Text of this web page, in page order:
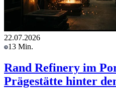
22.07.2026
13 Min.
Rand Refinery im
Prägestätte hinter